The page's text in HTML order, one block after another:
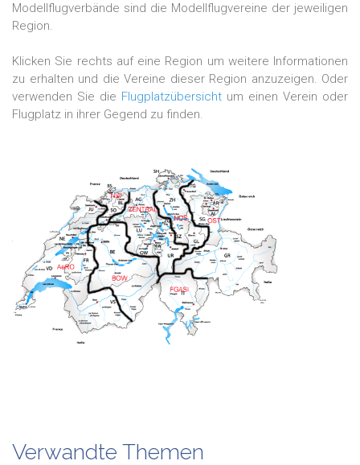
Modellflugverbände sind die Modellflugvereine der jeweiligen
Region.
Klicken Sie rechts auf eine Region um weitere Informationen
zu erhalten und die Vereine dieser Region anzuzeigen. Oder
verwenden Sie die Flugplatzübersicht um einen Verein oder
Flugplatz in ihrer Gegend zu finden.
Verwandte Themen